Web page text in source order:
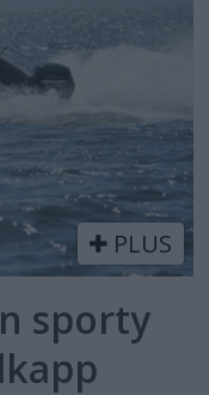
PLUS
sporty